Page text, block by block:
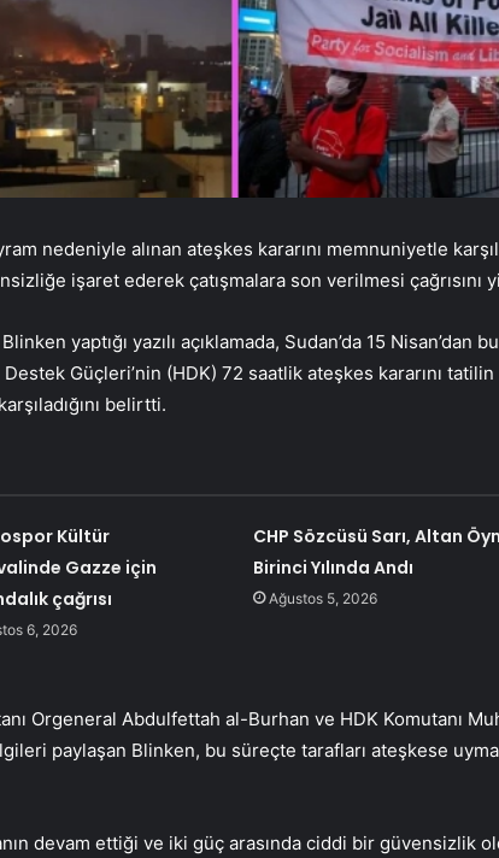
nedeniyle alınan ateşkes kararını memnuniyetle
işaret ederek çatışmalara son verilmesi çağrısını
yaptığı yazılı açıklamada, Sudan’da 15 Nisan’dan
Destek Güçleri’nin (HDK) 72 saatlik ateşkes kararını
belirtti.
Kültür
Gazze için
çağrısı
6, 2026
CHP Sözcüsü Sarı, Altan
Birinci Yılında Andı
Ağustos 5, 2026
Orgeneral Abdulfettah al-Burhan ve HDK Komutanı
paylaşan Blinken, bu süreçte tarafları ateşkese
devam ettiği ve iki güç arasında ciddi bir güvensizlik